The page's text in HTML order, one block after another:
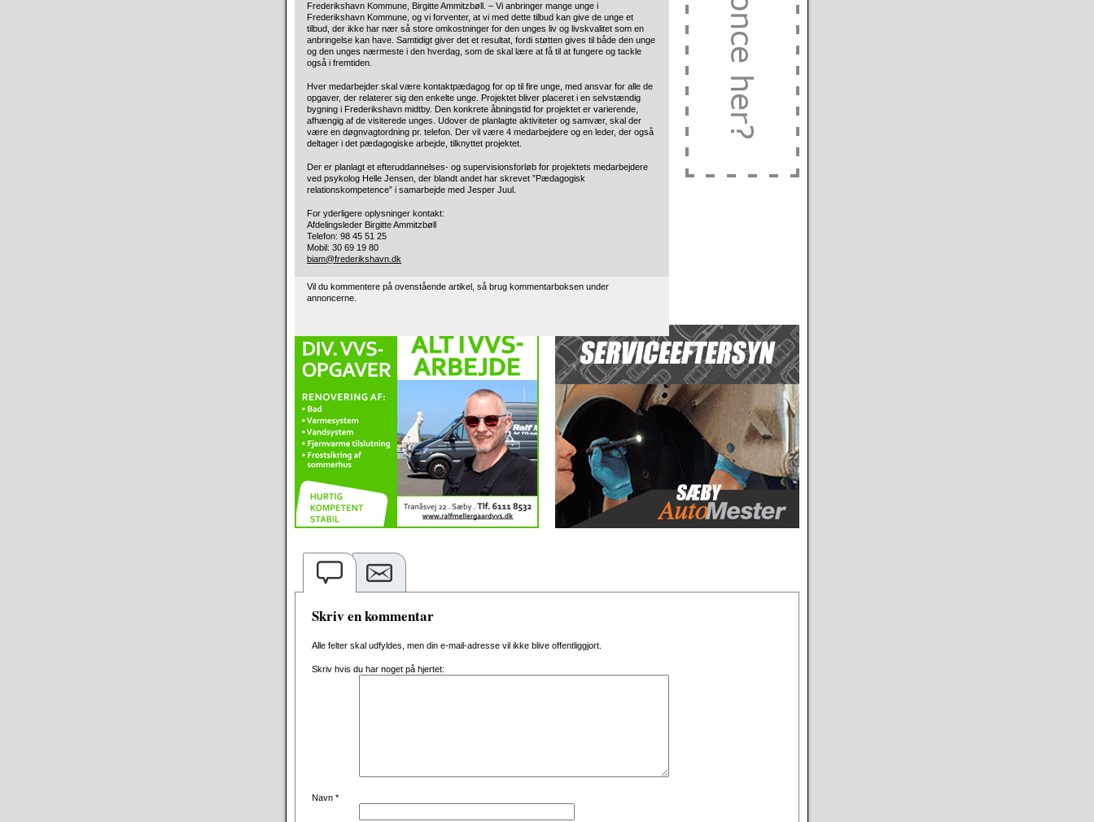
Frederikshavn Kommune, Birgitte Ammitzbøll. – Vi anbringer mange unge i
Frederikshavn Kommune, og vi forventer, at vi med dette tilbud kan give de unge et
tilbud, der ikke har nær så store omkostninger for den unges liv og livskvalitet som en
anbringelse kan have. Samtidigt giver det et resultat, fordi støtten gives til både den unge
og den unges nærmeste i den hverdag, som de skal lære at få til at fungere og tackle
også i fremtiden.
Hver medarbejder skal være kontaktpædagog for op til fire unge, med ansvar for alle de
opgaver, der relaterer sig den enkelte unge. Projektet bliver placeret i en selvstændig
bygning i Frederikshavn midtby. Den konkrete åbningstid for projektet er varierende,
afhængig af de visiterede unges. Udover de planlagte aktiviteter og samvær, skal der
være en døgnvagtordning pr. telefon. Der vil være 4 medarbejdere og en leder, der også
deltager i det pædagogiske arbejde, tilknyttet projektet.
Der er planlagt et efteruddannelses- og supervisionsforløb for projektets medarbejdere
ved psykolog Helle Jensen, der blandt andet har skrevet ”Pædagogisk
relationskompetence” i samarbejde med Jesper Juul.
For yderligere oplysninger kontakt:
Afdelingsleder Birgitte Ammitzbøll
Telefon: 98 45 51 25
Mobil: 30 69 19 80
biam@frederikshavn.dk
Vil du kommentere på ovenstående artikel, så brug kommentarboksen under
annoncerne.
Skriv en kommentar
Alle felter skal udfyldes, men din e-mail-adresse vil ikke blive offentliggjort.
Skriv hvis du har noget på hjertet:
Navn *